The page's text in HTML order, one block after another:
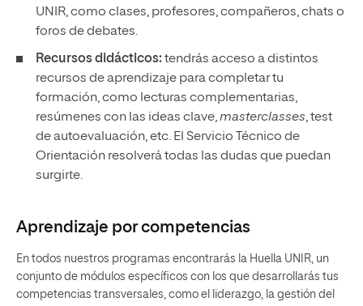
UNIR, como clases, profesores, compañeros, chats o
foros de debates.
Recursos didácticos: tendrás acceso a distintos
recursos de aprendizaje para completar tu
formación, como lecturas complementarias,
resúmenes con las ideas clave,masterclasses, test
de autoevaluación, etc. El Servicio Técnico de
Orientación resolverá todas las dudas que puedan
surgirte.
Aprendizaje por competencias
En todos nuestros programas encontrarás la Huella UNIR, un
conjunto de módulos específicos con los que desarrollarás tus
competencias transversales, como el liderazgo, la gestión del